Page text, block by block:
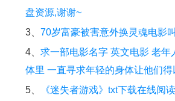
盘资源,谢谢~
3、 70岁富豪被害意外换灵魂电影
4、 求一部电影名字 英文电影 老年
体里 一直寻求年轻的身体让他们得
5、
《迷失者游戏》txt下载在线阅